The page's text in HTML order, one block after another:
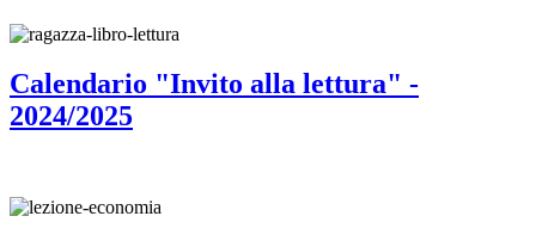
Calendario "Invito alla lettura" -
2024/2025